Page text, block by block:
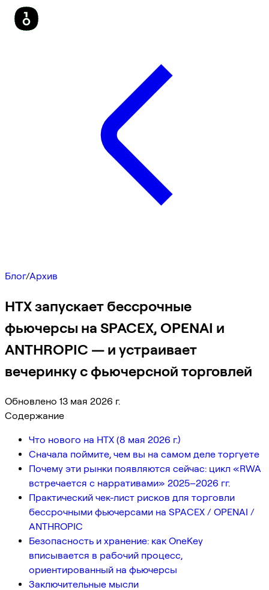
Блог/Архив
HTX запускает бессрочные
фьючерсы на SPACEX, OPENAI и
ANTHROPIC — и устраивает
вечеринку с фьючерсной торговлей
Обновлено 13 мая 2026 г.
Содержание
Что нового на HTX (8 мая 2026 г.)
Сначала поймите, чем вы на самом деле торгуете
Почему эти рынки появляются сейчас: цикл «RWA
встречается с нарративами» 2025–2026 гг.
Практический чек-лист рисков для торговли
бессрочными фьючерсами на SPACEX / OPENAI /
ANTHROPIC
Безопасность и хранение: как OneKey
вписывается в рабочий процесс,
ориентированный на фьючерсы
Заключительные мысли